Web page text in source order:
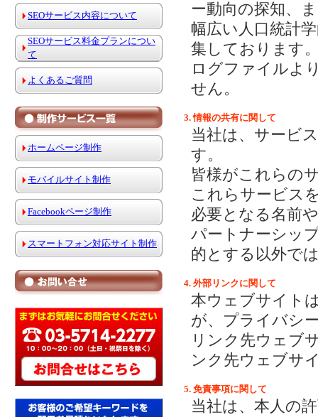
SEOサービス内容について
SEOサービス料金プランについ
て
よくあるご質問
ホームページ制作
モバイルサイト制作
Facebookページ制作
スマートフォン対応サイト制作
ー動向の探知、
幅広い人口統計
集しております
ログファイルよ
せん。
3. 情報の共有に関して
当社は、サービ
す。
皆様がこれらの
これらサービス
必要となる名前
パートナーシッ
的とする以外で
4. 外部リンクに関して
本ウェブサイト
が、プライバシ
リンク先ウェブ
ンク先ウェブサ
5. 免責事項に関して
当社は、本人の